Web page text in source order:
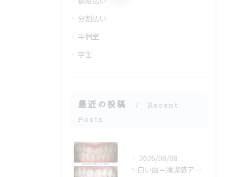
分割払い
半個室
学生
最近の投稿
Recent
Posts
2026/08/08
✨白い歯＝清潔感アップ✨